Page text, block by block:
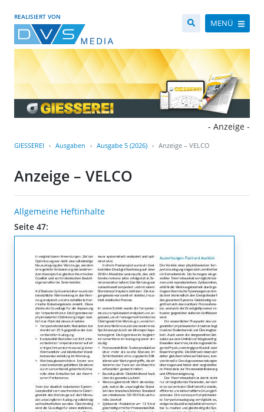
REALISIERT VON
MENÜ
- Anzeige -
GIESSEREI Ausgaben Ausgabe 5 (2026) Anzeige – VELCO
Anzeige – VELCO
Allgemeine Heftinhalte
Seite 47: